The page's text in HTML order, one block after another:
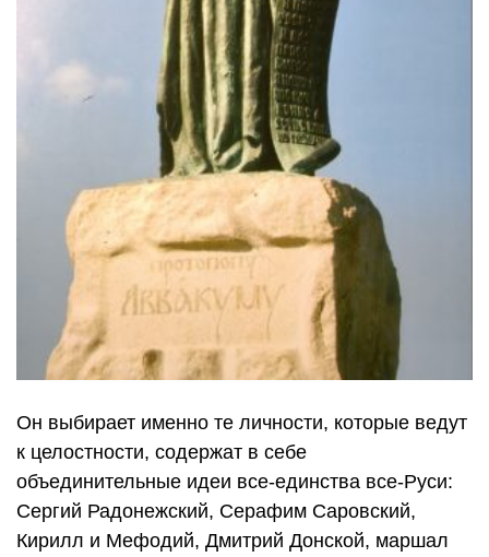
Он выбирает именно те личности, которые ведут
к целостности, содержат в себе
объединительные идеи все-единства все-Руси:
Сергий Радонежский, Серафим Саровский,
Кирилл и Мефодий, Дмитрий Донской, маршал